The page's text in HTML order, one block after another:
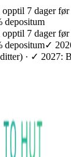
7 dager før
depositum
7 dager før
depositum✓
· ✓ 2027: